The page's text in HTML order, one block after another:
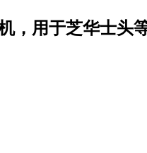
，用于芝华士头